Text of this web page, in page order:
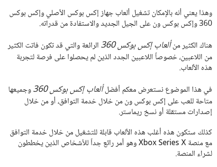
وهذا يعني أنه بالإمكان تشغيل ألعاب جهاز إكس بوكس الأصلي وإكس بوكس
360 وإكس بوكس ون على الجيل الجديد والاستفادة من قدراته.
هناك الكثير منألعاب إكس بوكس 360
الرائعة والتي قد تكون فاتت الكثير
من اللاعبين، خصوصاً اللاعبين الجدد الذين لم يحصلوا على فرصة لتجربة
هذه الألعاب.
في هذا الموضوع نستعرض معكم أفضلألعاب إكس بوكس 360
وجميعها
متاحة للعب على إكس بوكس ون من خلال خدمة التوافق، أو من خلال
إصدارات مستقلة أو نسخ ريماستر.
كذلك ستكون هذه أغلب هذه الألعاب قابلة للتشغيل من خلال خدمة التوافق
مع منصة Xbox Series X وهو أمر رائع جداً للأشخاص الذين يخططون
لشراء المنصة.